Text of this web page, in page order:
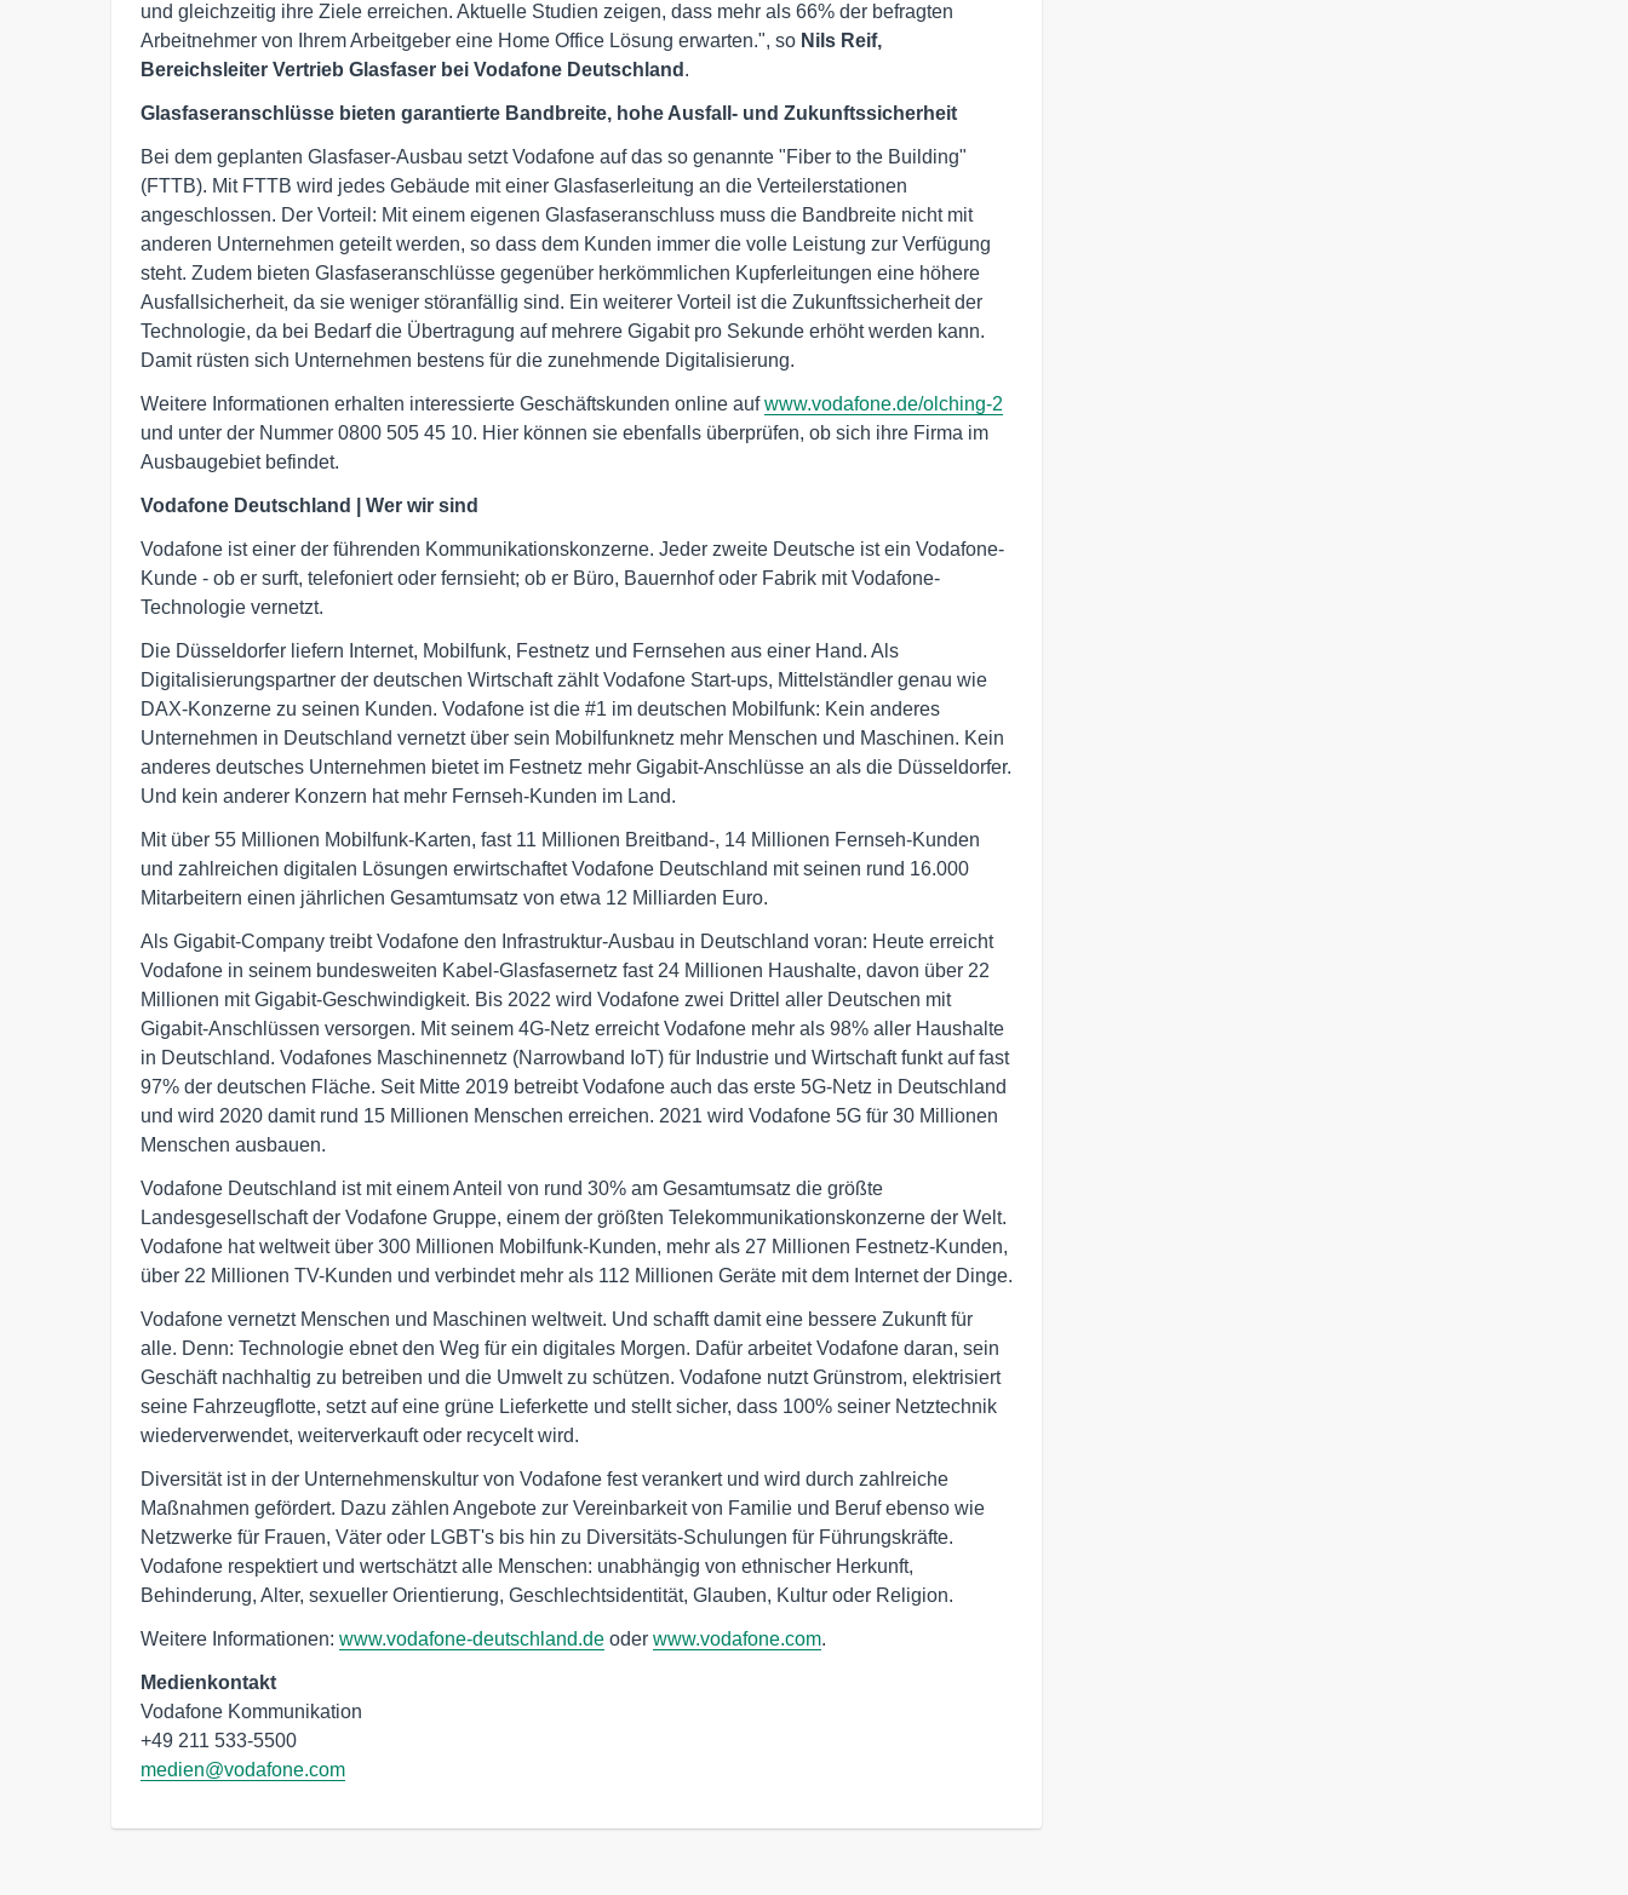
und gleichzeitig ihre Ziele erreichen. Aktuelle Studien zeigen, dass mehr als 66% der befragten
Arbeitnehmer von Ihrem Arbeitgeber eine Home Office Lösung erwarten.", so Nils Reif,
Bereichsleiter Vertrieb Glasfaser bei Vodafone Deutschland .
Glasfaseranschlüsse bieten garantierte Bandbreite, hohe Ausfall- und Zukunftssicherheit
Bei dem geplanten Glasfaser-Ausbau setzt Vodafone auf das so genannte "Fiber to the Building"
(FTTB). Mit FTTB wird jedes Gebäude mit einer Glasfaserleitung an die Verteilerstationen
angeschlossen. Der Vorteil: Mit einem eigenen Glasfaseranschluss muss die Bandbreite nicht mit
anderen Unternehmen geteilt werden, so dass dem Kunden immer die volle Leistung zur Verfügung
steht. Zudem bieten Glasfaseranschlüsse gegenüber herkömmlichen Kupferleitungen eine höhere
Ausfallsicherheit, da sie weniger störanfällig sind. Ein weiterer Vorteil ist die Zukunftssicherheit der
Technologie, da bei Bedarf die Übertragung auf mehrere Gigabit pro Sekunde erhöht werden kann.
Damit rüsten sich Unternehmen bestens für die zunehmende Digitalisierung.
Weitere Informationen erhalten interessierte Geschäftskunden online aufwww.vodafone.de/olching-2
und unter der Nummer 0800 505 45 10. Hier können sie ebenfalls überprüfen, ob sich ihre Firma im
Ausbaugebiet befindet.
Vodafone Deutschland | Wer wir sind
Vodafone ist einer der führenden Kommunikationskonzerne. Jeder zweite Deutsche ist ein Vodafone-
Kunde - ob er surft, telefoniert oder fernsieht; ob er Büro, Bauernhof oder Fabrik mit Vodafone-
Technologie vernetzt.
Die Düsseldorfer liefern Internet, Mobilfunk, Festnetz und Fernsehen aus einer Hand. Als
Digitalisierungspartner der deutschen Wirtschaft zählt Vodafone Start-ups, Mittelständler genau wie
DAX-Konzerne zu seinen Kunden. Vodafone ist die #1 im deutschen Mobilfunk: Kein anderes
Unternehmen in Deutschland vernetzt über sein Mobilfunknetz mehr Menschen und Maschinen. Kein
anderes deutsches Unternehmen bietet im Festnetz mehr Gigabit-Anschlüsse an als die Düsseldorfer.
Und kein anderer Konzern hat mehr Fernseh-Kunden im Land.
Mit über 55 Millionen Mobilfunk-Karten, fast 11 Millionen Breitband-, 14 Millionen Fernseh-Kunden
und zahlreichen digitalen Lösungen erwirtschaftet Vodafone Deutschland mit seinen rund 16.000
Mitarbeitern einen jährlichen Gesamtumsatz von etwa 12 Milliarden Euro.
Als Gigabit-Company treibt Vodafone den Infrastruktur-Ausbau in Deutschland voran: Heute erreicht
Vodafone in seinem bundesweiten Kabel-Glasfasernetz fast 24 Millionen Haushalte, davon über 22
Millionen mit Gigabit-Geschwindigkeit. Bis 2022 wird Vodafone zwei Drittel aller Deutschen mit
Gigabit-Anschlüssen versorgen. Mit seinem 4G-Netz erreicht Vodafone mehr als 98% aller Haushalte
in Deutschland. Vodafones Maschinennetz (Narrowband IoT) für Industrie und Wirtschaft funkt auf fast
97% der deutschen Fläche. Seit Mitte 2019 betreibt Vodafone auch das erste 5G-Netz in Deutschland
und wird 2020 damit rund 15 Millionen Menschen erreichen. 2021 wird Vodafone 5G für 30 Millionen
Menschen ausbauen.
Vodafone Deutschland ist mit einem Anteil von rund 30% am Gesamtumsatz die größte
Landesgesellschaft der Vodafone Gruppe, einem der größten Telekommunikationskonzerne der Welt.
Vodafone hat weltweit über 300 Millionen Mobilfunk-Kunden, mehr als 27 Millionen Festnetz-Kunden,
über 22 Millionen TV-Kunden und verbindet mehr als 112 Millionen Geräte mit dem Internet der Dinge.
Vodafone vernetzt Menschen und Maschinen weltweit. Und schafft damit eine bessere Zukunft für
alle. Denn: Technologie ebnet den Weg für ein digitales Morgen. Dafür arbeitet Vodafone daran, sein
Geschäft nachhaltig zu betreiben und die Umwelt zu schützen. Vodafone nutzt Grünstrom, elektrisiert
seine Fahrzeugflotte, setzt auf eine grüne Lieferkette und stellt sicher, dass 100% seiner Netztechnik
wiederverwendet, weiterverkauft oder recycelt wird.
Diversität ist in der Unternehmenskultur von Vodafone fest verankert und wird durch zahlreiche
Maßnahmen gefördert. Dazu zählen Angebote zur Vereinbarkeit von Familie und Beruf ebenso wie
Netzwerke für Frauen, Väter oder LGBT's bis hin zu Diversitäts-Schulungen für Führungskräfte.
Vodafone respektiert und wertschätzt alle Menschen: unabhängig von ethnischer Herkunft,
Behinderung, Alter, sexueller Orientierung, Geschlechtsidentität, Glauben, Kultur oder Religion.
Weitere Informationen: www.vodafone-deutschland.de oder www.vodafone.com.
Medienkontakt
Vodafone Kommunikation
medien@vodafone.com